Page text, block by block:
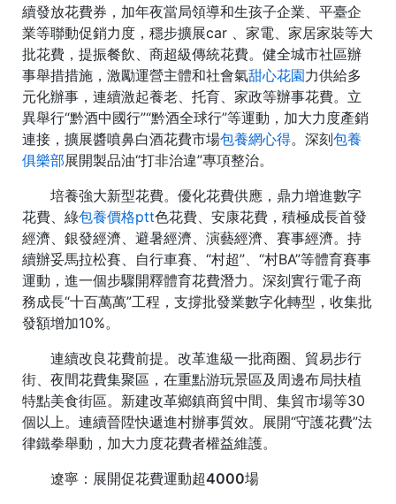
續發放花費券，加年夜當局領導和生孩子企業、平臺企
業等聯動促銷力度，穩步擴展car 、家電、家居家裝等大
批花費，提振餐飲、商超級傳統花費。健全城市社區辦
事舉措措施，激勵運營主體和社會氣甜心花園力供給多
元化辦事，連續激起養老、托育、家政等辦事花費。立
異舉行“黔酒中國行”“黔酒全球行”等運動，加大力度產銷
連接，擴展醬噴鼻白酒花費市場包養網心得。深刻包養
俱樂部展開製品油“打非治違”專項整治。
培養強大新型花費。優化花費供應，鼎力增進數字
花費、綠包養價格ptt色花費、安康花費，積極成長首發
經濟、銀發經濟、避暑經濟、演藝經濟、賽事經濟。持
續辦妥馬拉松賽、自行車賽、“村超”、“村BA”等體育賽事
運動，進一個步驟開釋體育花費潛力。深刻實行電子商
務成長“十百萬萬”工程，支撐批發業數字化轉型，收集批
發額增加10%。
連續改良花費前提。改革進級一批商圈、貿易步行
街、夜間花費集聚區，在重點游玩景區及周邊布局扶植
特點美食街區。新建改革鄉鎮商貿中間、集貿市場等30
個以上。連續晉陞快遞進村辦事質效。展開“守護花費”法
律鐵拳舉動，加大力度花費者權益維護。
遼寧：展開促花費運動超4000場